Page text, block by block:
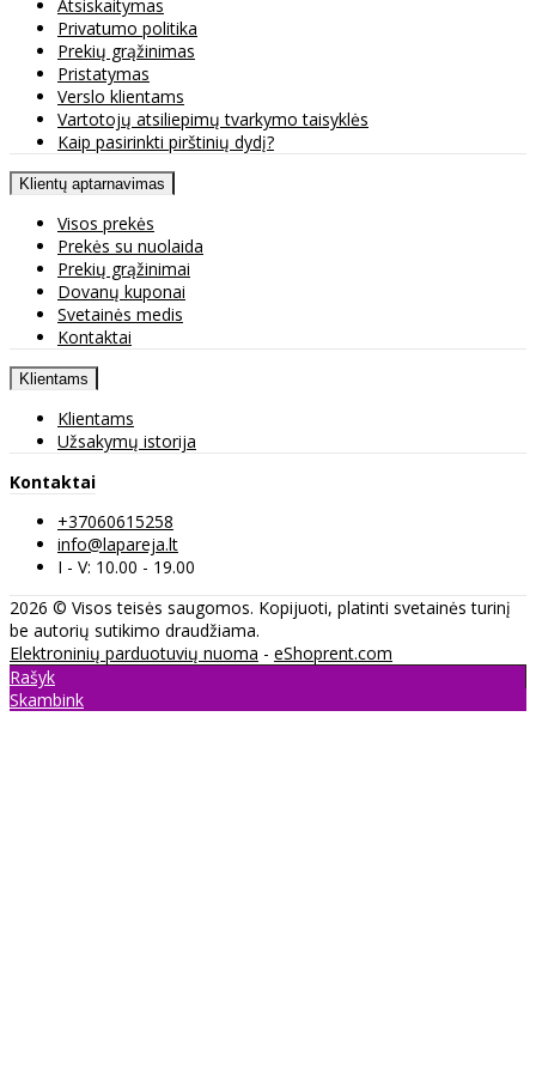
Atsiskaitymas
Privatumo politika
Prekių grąžinimas
Pristatymas
Verslo klientams
Vartotojų atsiliepimų tvarkymo taisyklės
Kaip pasirinkti pirštinių dydį?
Klientų aptarnavimas
Visos prekės
Prekės su nuolaida
Prekių grąžinimai
Dovanų kuponai
Svetainės medis
Kontaktai
Klientams
Klientams
Užsakymų istorija
Kontaktai
+37060615258
info@lapareja.lt
I - V: 10.00 - 19.00
2026 © Visos teisės saugomos. Kopijuoti, platinti svetainės turinį
be autorių sutikimo draudžiama.
Elektroninių parduotuvių nuoma - eShoprent.com
Rašyk
Skambink